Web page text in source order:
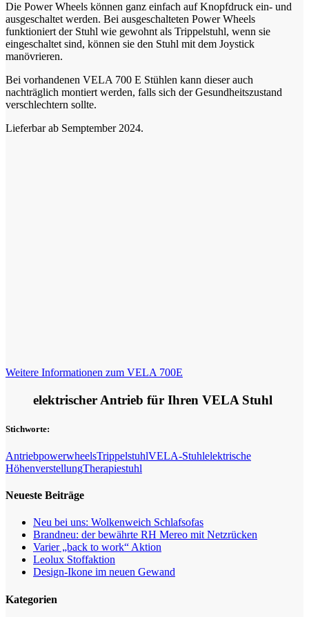
Die Power Wheels können ganz einfach auf Knopfdruck ein- und
ausgeschaltet werden. Bei ausgeschalteten Power Wheels
funktioniert der Stuhl wie gewohnt als Trippelstuhl, wenn sie
eingeschaltet sind, können sie den Stuhl mit dem Joystick
manövrieren.
Bei vorhandenen VELA 700 E Stühlen kann dieser auch
nachträglich montiert werden, falls sich der Gesundheitszustand
verschlechtern sollte.
Lieferbar ab Semptember 2024.
Weitere Informationen zum VELA 700E
elektrischer Antrieb für Ihren VELA Stuhl
Stichworte:
AntriebpowerwheelsTrippelstuhlVELA-Stuhlelektrische
HöhenverstellungTherapiestuhl
Neueste Beiträge
Neu bei uns: Wolkenweich Schlafsofas
Brandneu: der bewährte RH Mereo mit Netzrücken
Varier „back to work“ Aktion
Leolux Stoffaktion
Design-Ikone im neuen Gewand
Kategorien